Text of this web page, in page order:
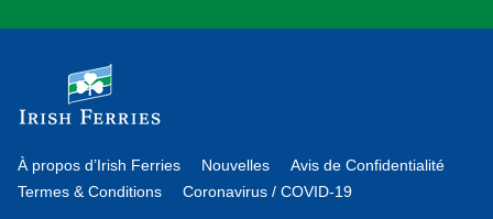
À propos d’Irish Ferries Nouvelles
Avis de Confidentialité
Termes & Conditions
Coronavirus / COVID-19